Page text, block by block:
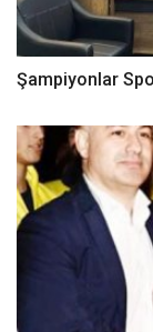
Şampiyonlar